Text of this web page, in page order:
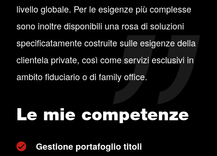
livello globale. Per le esigenze più complesse
sono inoltre disponibili una rosa di soluzioni
specificatamente costruite sulle esigenze della
clientela private, così come servizi esclusivi in
ambito fiduciario o di family office.
Le mie competenze
Gestione portafoglio titoli